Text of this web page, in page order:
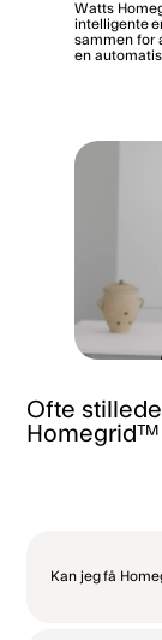
Watts
intelligente
sammen for
en
Ofte
Homegrid™​​​​‌ ‍ ​‍​‍‌‍ ‌ ​‍‌‍‍‌‌‍‌ ‌‍‍‌‌‍ ‍​‍​‍​ ‍‍​‍​‍‌ ​ ‌‍​‌‌‍ ‍‌‍‍‌‌ ‌​‌ ‍‌​‍ ‍‌‍‍‌‌‍ ​‍​‍​‍ ​​‍​‍‌‍‍​‌ ​‍‌‍‌‌‌‍‌‍​‍​‍​ ‍‍​‍​‍‌‍‍​‌ ‌​‌ ‌​‌ ​​‌ ​ ​ ‍‍​‍ ​‍ ‌‍​ ‌‍ ‌‌ ​ ​‍ ‍‌ ‌ ‌‍​‌‌ ‌​‌ ‌​‌ ​ ​‍ ‍‌‍‌​‌‍‍ ​‍ ‌‍‍‌‌‍ ‍‌ ‌​‌‍‌‌‌‍ ‍‌ ‌​​‍ ‌‍‌‌‌‍‌​‌‍‍‌‌ ‌​​‍ ‌‍ ‌‌‍ ‌‍‌​‌‍‌‌​ ‌‌ ​​‌ ​‍‌‍‌‌‌ ​ ‌‍‌‌‌‍ ‍‌ ‌​‌‍​‌‌ ‌​‌‍‍‌‌‍ ‌‍ ‍​ ‍ ‌‍‍‌‌‍‌​​ ‌​ ‌‍​ ​‌​ ​ ‌‍‌​​ ​​​ ​‍​ ‌‍‌‍​‌​‍ ‌‌‍​‍​ ​‍​ ‍‌‌‍​ ​‍ ‌​ ‌​‌‍​ ​ ‌‍‌‍‌‌​‍ ‌​ ‍​‌‍​‌​ ​​‌‍​‌​‍ ‌​ ​‍‌‍​‌‌‍‌‌​ ​​​ ‌‍​ ‌ ​ ‌ ​ ‌​​ ‌‍​ ‍‌​ ​​​ ​​​ ‍ ‌ ‌​‌ ‍‌‌ ​​‌‍‌‌​ ‌‌ ​​‌‍ ‌ ​ ‌ ‌​​ ‍ ‌ ​​‌‍​‌‌ ‌​‌‍‍​​ ‌‌‍​ ‌‍ ‌‍ ‍‌ ‌​‌‍‌‌‌‍ ‍‌ ‌​‌​​‍‌‍ ​‌‍ ‌‍​ ‌‍‍ ‌ ​ ​‍‌‌​ ‌‌‌​​‍‌‌ ‌‍‍ ‌‍‌‌‌ ‍‌​‍‌‌​ ​ ‌​‌​​‍‌‌​ ​ ‌​‌​​‍‌‌​ ​‍​ ​‍​ ‌‌‌‍​‌​ ‍‌​ ‌ ‌‍‌‌​ ‌‌​ ‌‌‌‍​‌‌‍​‌​ ‌‍​ ​‌​ ​​​‍‌‌​ ​‍​ ​‍​‍‌‌​ ‌‌‌​‌​​‍ ‍‌‍‍​‌‍‌‌‌‍​‌‌‍‌​‌‍ ​‌‍‍‌‌‍ ‍‌‍‌‌​ ‌‍​‍‌‍​‌‌ ​ ‌‍‌‌‌‌‌‌‌ ​‍‌‍ ​​ ‌‌‍‍​‌ ‌​‌ ‌​‌ ​​‌ ​ ​‍‌‌​ ​ ‌​​‌​‍‌‌​ ​‍‌​‌‍​‍‌‌​ ​‍‌​‌‍‌‍​ ‌‍ ‌‌ ​ ​‍ ‍‌ ‌ ‌‍​‌‌ ‌​‌ ‌​‌ ​ ​‍ ‍‌‍‌​‌‍‍ ​‍‌‍‌‍‍‌‌‍‌​​ ‌​ ‌‍​ ​‌​ ​ ‌‍‌​​ ​​​ ​‍​ ‌‍‌‍​‌​‍ ‌‌‍​‍​ ​‍​ ‍‌‌‍​ ​‍ ‌​ ‌​‌‍​ ​ ‌‍‌‍‌‌​‍ ‌​ ‍​‌‍​‌​ ​​‌‍​‌​‍ ‌​ ​‍‌‍​‌‌‍‌‌​ ​​​ ‌‍​ ‌ ​ ‌ ​ ‌​​ ‌‍​ ‍‌​ ​​​ ​​​‍‌‍‌ ‌​‌ ‍‌‌ ​​‌‍‌‌​ ‌‌ ​​‌‍ ‌ ​ ‌ ‌​​‍‌‍‌ ​​‌‍​‌‌ ‌​‌‍‍​​ ‌‌‍​ ‌‍ ‌‍ ‍‌ ‌​‌‍‌‌‌‍ ‍‌ ‌​‌​​‍‌‍ ​‌‍ ‌‍​ ‌‍‍ ‌ ​ ​‍‌‌​ ‌‌‌​​‍‌‌ ‌‍‍ ‌‍‌‌‌ ‍‌​‍‌‌​ ​ ‌​‌​​‍‌‌​ ​ ‌​‌​​‍‌‌​ ​‍​ ​‍​ ‌‌‌‍​‌​ ‍‌​ ‌ ‌‍‌‌​ ‌‌​ ‌‌‌‍​‌‌‍​‌​ ‌‍​ ​‌​ ​​​‍‌‌​ ​‍​ ​‍​‍‌‌​ ‌‌‌​‌​​‍ ‍‌‍‍​‌‍‌‌‌‍​‌‌‍‌​‌‍ ​‌‍‍‌‌‍ ‍‌‍‌‌​‍‌‍‌ ​​‌‍‌‌‌ ​‍‌ ​ ‌ ​​‌‍‌‌‌‍​ ‌ ‌​‌‍‍‌‌ ‌‍‌‍‌‌​ ‌‌ ​​‌ ‌‌‌‍​‍‌‍ ​‌‍‍‌‌ ​ ‌‍‍​‌‍‌‌‌‍‌​​‍​‍‌ ‌
Kan jeg få